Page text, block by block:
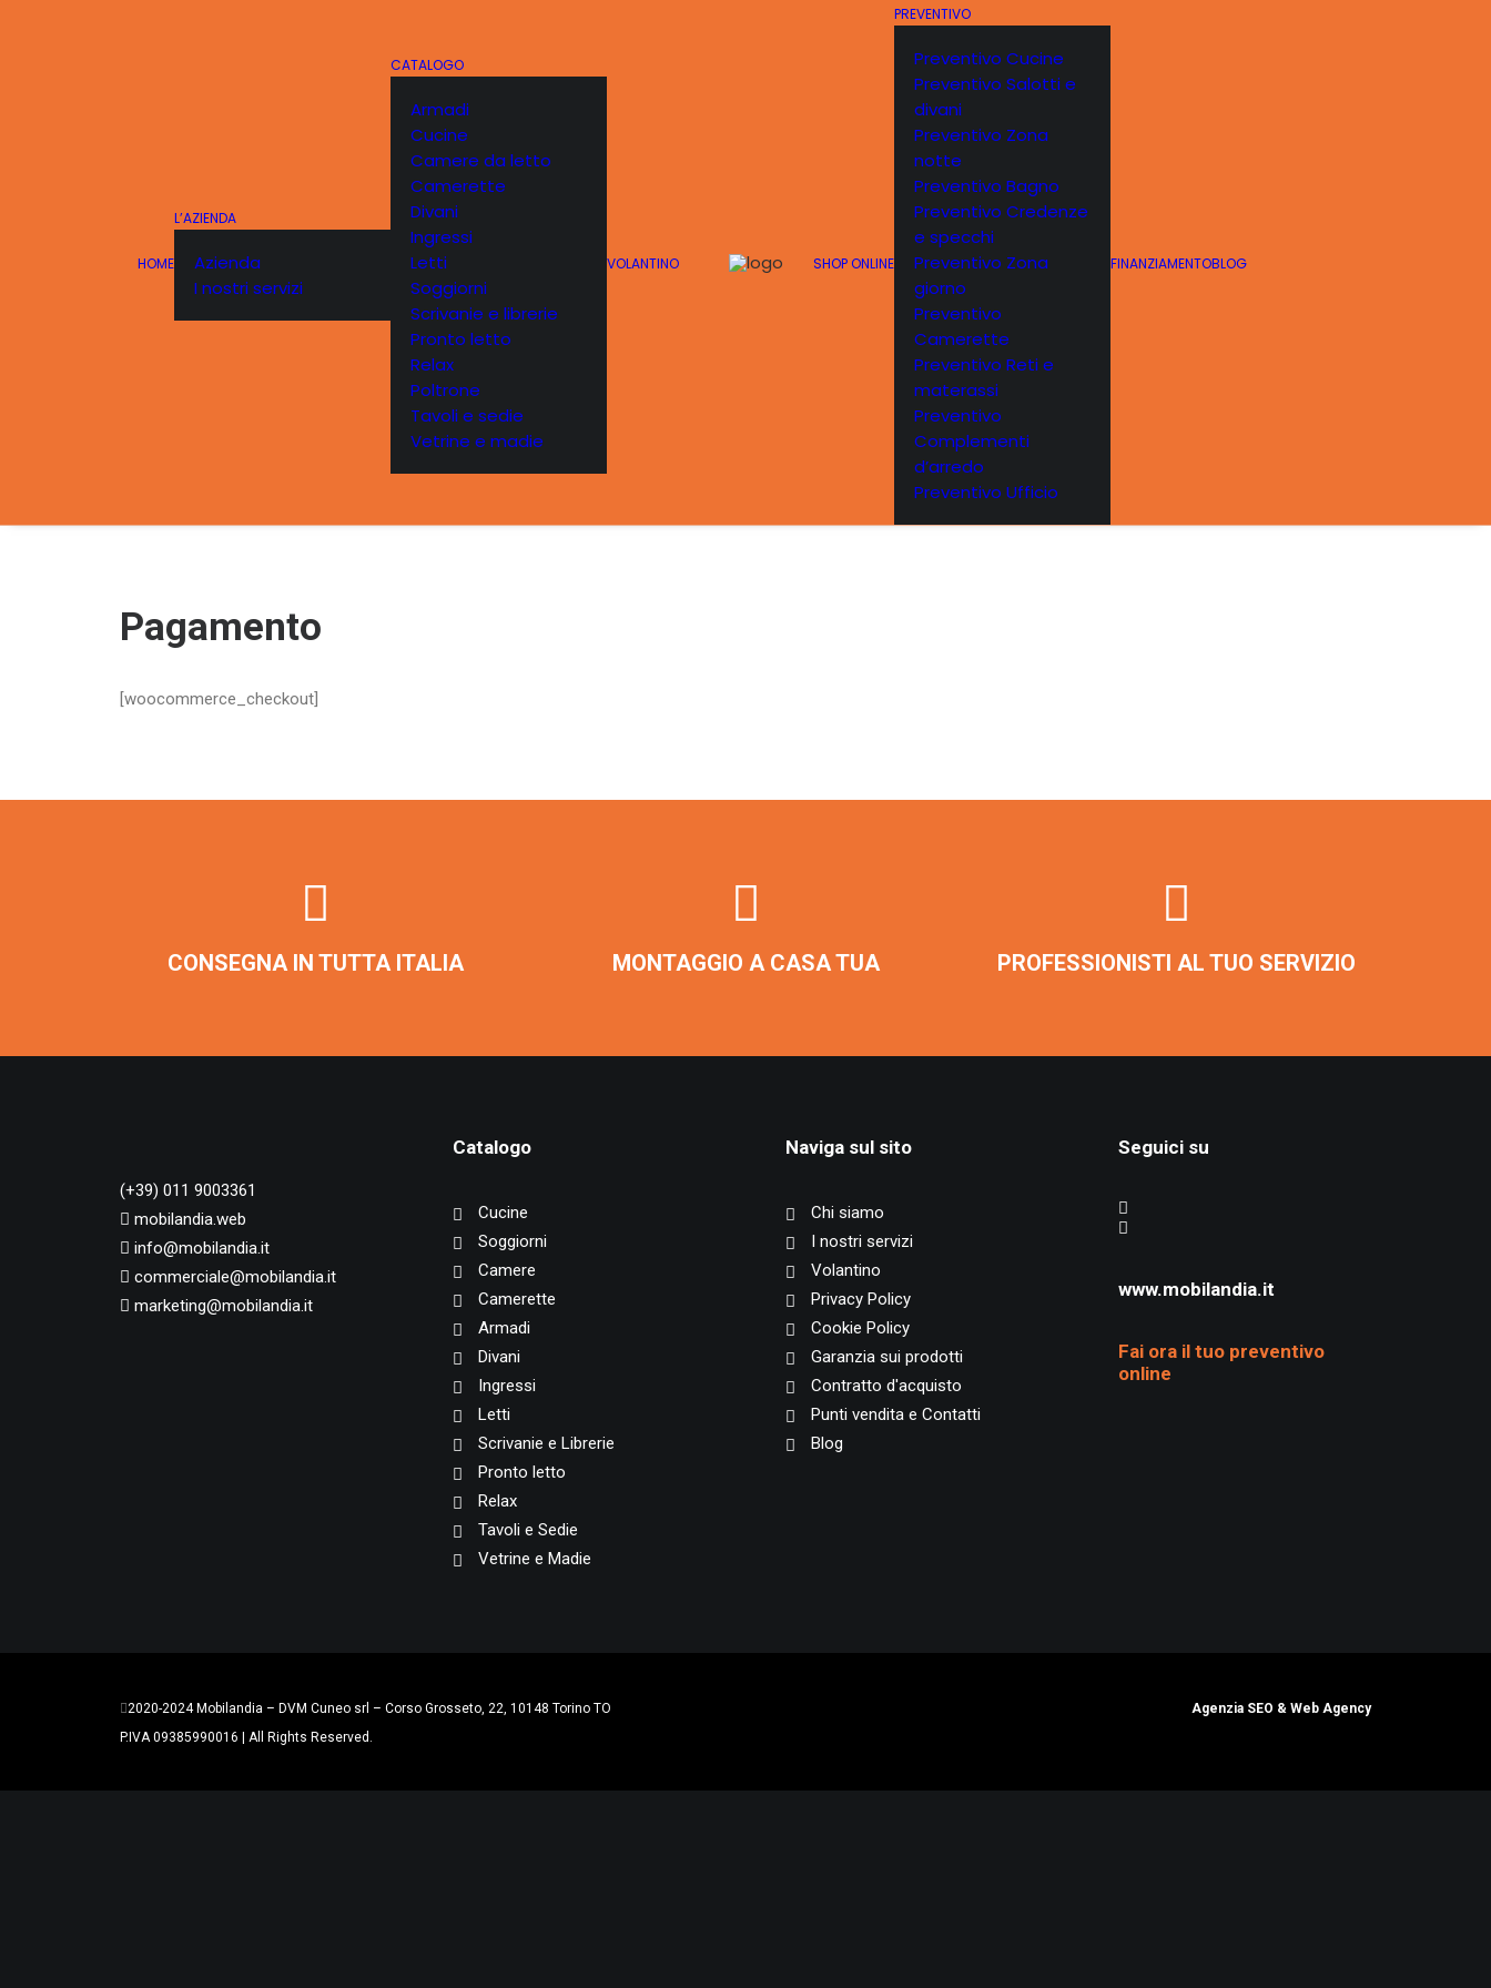
HOME
L’AZIENDA
Azienda
I nostri servizi
CATALOGO
Armadi
Cucine
Camere da letto
Camerette
Divani
Ingressi
Letti
Soggiorni
Scrivanie e librerie
Pronto letto
Relax
Poltrone
Tavoli e sedie
Vetrine e madie
VOLANTINO SHOP ONLINE
PREVENTIVO
Preventivo Cucine
Preventivo Salotti e
divani
Preventivo Zona
notte
Preventivo Bagno
Preventivo Credenze
e specchi
Preventivo Zona
giorno
Preventivo
Camerette
Preventivo Reti e
materassi
Preventivo
Complementi
d’arredo
Preventivo Ufficio
FINANZIAMENTOBLOG
Pagamento
[woocommerce_checkout]
CONSEGNA IN TUTTA ITALIA MONTAGGIO A CASA TUA PROFESSIONISTI AL TUO SERVIZIO
(+39) 011 9003361
mobilandia.web
info@mobilandia.it
commerciale@mobilandia.it
marketing@mobilandia.it
Catalogo
Cucine
Soggiorni
Camere
Camerette
Armadi
Divani
Ingressi
Letti
Scrivanie e Librerie
Pronto letto
Relax
Tavoli e Sedie
Vetrine e Madie
Naviga sul sito
Chi siamo
I nostri servizi
Volantino
Privacy Policy
Cookie Policy
Garanzia sui prodotti
Contratto d'acquisto
Punti vendita e Contatti
Blog
Seguici su
www.mobilandia.it
Fai ora il tuo preventivo
online
2020-2024 Mobilandia – DVM Cuneo srl – Corso Grosseto, 22, 10148 Torino TO
P.IVA 09385990016 | All Rights Reserved.
Agenzia SEO & Web Agency